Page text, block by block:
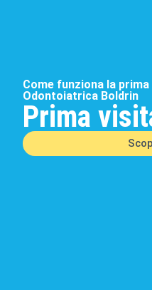
Come funziona la
Odontoiatrica Boldrin
Prima